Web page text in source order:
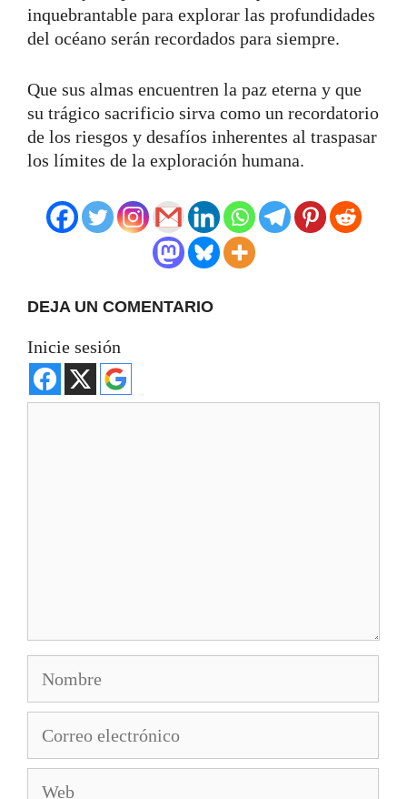
inquebrantable para explorar las profundidades
del océano serán recordados para siempre.
Que sus almas encuentren la paz eterna y que
su trágico sacrificio sirva como un recordatorio
de los riesgos y desafíos inherentes al traspasar
los límites de la exploración humana.
DEJA UN COMENTARIO
Inicie sesión
electrónico